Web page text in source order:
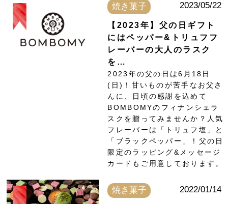
焼き菓子 2023/05/22
【2023年】父の日ギフト
にはペッパー&トリュフフ
レーバーの大人のラスク
を…
2023年の父の日は6月18日
(日)！甘いものが苦手なお父さ
んに、日頃の感謝を込めて
BOMBOMYのフィナンシェラ
スクを贈ってみませんか？人気
フレーバーは「トリュフ塩」と
「ブラックペッパー」！父の日
限定のラッピング&メッセージ
カードもご用意しております。
焼き菓子 2022/01/14